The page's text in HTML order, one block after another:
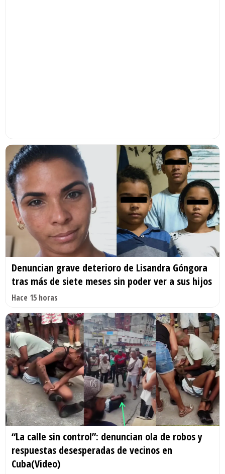
Denuncian grave deterioro de Lisandra Góngora
tras más de siete meses sin poder ver a sus hijos
Hace 15 horas
“La calle sin control”: denuncian ola de robos y
respuestas desesperadas de vecinos en
Cuba(Video)